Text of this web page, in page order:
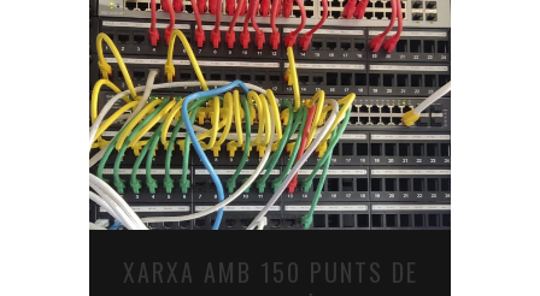
XARXA AMB 150 PUNTS DE